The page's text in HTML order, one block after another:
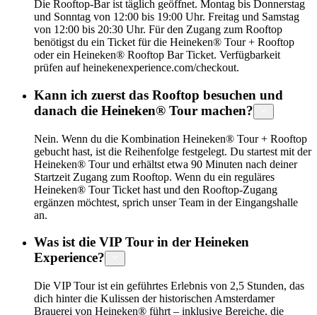
Die Rooftop-Bar ist täglich geöffnet. Montag bis Donnerstag
und Sonntag von 12:00 bis 19:00 Uhr. Freitag und Samstag
von 12:00 bis 20:30 Uhr. Für den Zugang zum Rooftop
benötigst du ein Ticket für die Heineken® Tour + Rooftop
oder ein Heineken® Rooftop Bar Ticket. Verfügbarkeit
prüfen auf heinekenexperience.com/checkout.
Kann ich zuerst das Rooftop besuchen und
danach die Heineken® Tour machen?
Nein. Wenn du die Kombination Heineken® Tour + Rooftop
gebucht hast, ist die Reihenfolge festgelegt. Du startest mit der
Heineken® Tour und erhältst etwa 90 Minuten nach deiner
Startzeit Zugang zum Rooftop. Wenn du ein reguläres
Heineken® Tour Ticket hast und den Rooftop-Zugang
ergänzen möchtest, sprich unser Team in der Eingangshalle
an.
Was ist die VIP Tour in der Heineken
Experience?
Die VIP Tour ist ein geführtes Erlebnis von 2,5 Stunden, das
dich hinter die Kulissen der historischen Amsterdamer
Brauerei von Heineken® führt – inklusive Bereiche, die